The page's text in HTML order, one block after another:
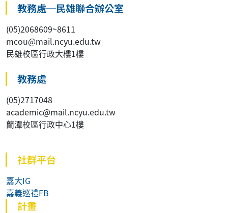
教務處─民雄聯合辦公室
(05)2068609~8611
mcou@mail.ncyu.edu.tw
民雄校區行政大樓1樓
教務處
(05)2717048
academic@mail.ncyu.edu.tw
蘭潭校區行政中心1樓
社群平台
嘉大IG
嘉義巡禮FB
計畫